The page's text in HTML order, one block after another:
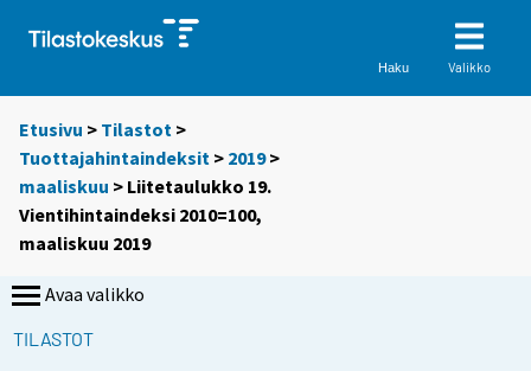
Haku Valikko
Etusivu > Tilastot >
Tuottajahintaindeksit > 2019>
maaliskuu > Liitetaulukko 19.
Vientihintaindeksi 2010=100,
maaliskuu 2019
Avaa valikko
TILASTOT